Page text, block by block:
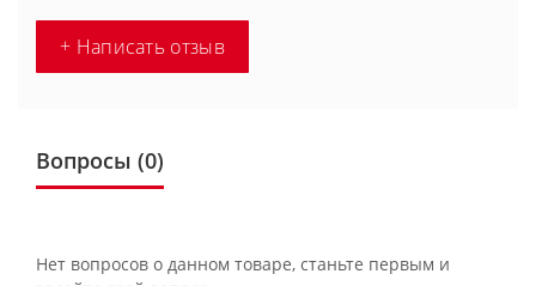
+ Написать отзыв
Вопросы (0)
Нет вопросов о данном товаре, станьте первым и